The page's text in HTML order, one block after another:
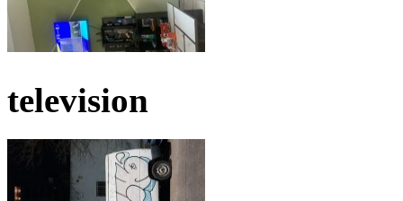
television